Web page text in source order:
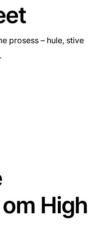
prosess – hule, stive
High